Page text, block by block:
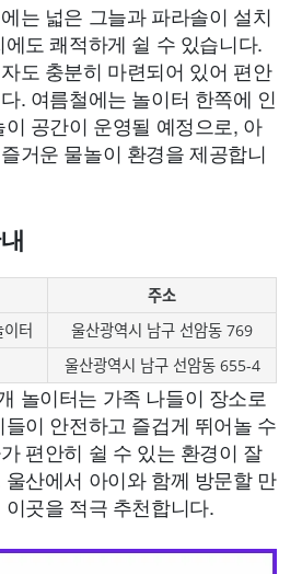
는 넓은 그늘과 파라솔이 설치
도 쾌적하게 쉴 수 있습니다.
도 충분히 마련되어 있어 편안
. 여름철에는 놀이터 한쪽에 인
공간이 운영될 예정으로, 아
거운 물놀이 환경을 제공합니
주소
터
울산광역시 남구 선암동 769
울산광역시 남구 선암동 655-4
놀이터는 가족 나들이 장소로
이 안전하고 즐겁게 뛰어놀 수
편안히 쉴 수 있는 환경이 잘
산에서 아이와 함께 방문할 만
곳을 적극 추천합니다.